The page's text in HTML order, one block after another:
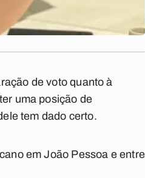
de voto quanto à
uma posição de
tem dado certo.
em João Pessoa e entre